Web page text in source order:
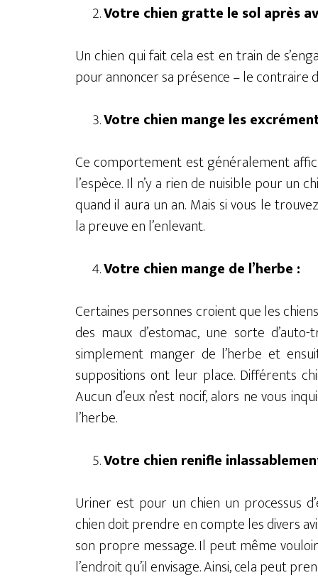
Votre chien gratte le sol après
Un chien qui fait cela est en train de
pour annoncer sa présence – le contraire
Votre chien mange les
Ce comportement est généralement
l’espèce. Il n’y a rien de nuisible pour
quand il aura un an. Mais si vous le
la preuve en l’enlevant.
Votre chien mange de l’herbe :
Certaines personnes croient que les
des maux d’estomac, une sorte
simplement manger de l’herbe et
suppositions ont leur place. Différents
Aucun d’eux n’est nocif, alors ne vous
l’herbe.
Votre chien renifle
Uriner est pour un chien un processus
chien doit prendre en compte les divers
son propre message. Il peut même
l’endroit qu’il envisage. Ainsi, cela peut